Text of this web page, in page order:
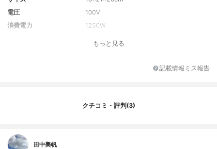
電圧
100V
消費電力
1250W
もっと見る
記載情報ミス報告
クチコミ・評判(3)
田中美帆